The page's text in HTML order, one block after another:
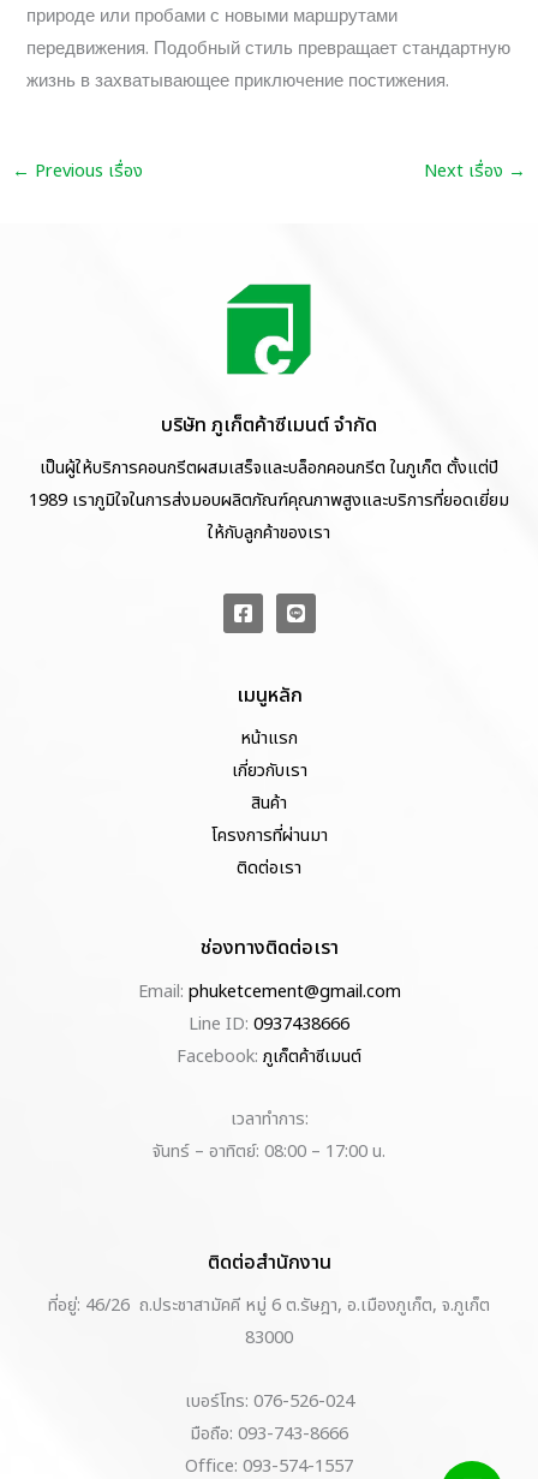
природе или пробами с новыми маршрутами
передвижения. Подобный стиль превращает стандартную
жизнь в захватывающее приключение постижения.
← Previous เรื่อง Next เรื่อง →
บริษัท ภูเก็ตค้าซีเมนต์ จำกัด
เป็นผู้ให้บริการคอนกรีตผสมเสร็จและบล็อกคอนกรีต ในภูเก็ต ตั้งแต่ปี
1989 เราภูมิใจในการส่งมอบผลิตภัณฑ์คุณภาพสูงและบริการที่ยอดเยี่ยม
ให้กับลูกค้าของเรา
เมนูหลัก
หน้าแรก
เกี่ยวกับเรา
สินค้า
โครงการที่ผ่านมา
ติดต่อเรา
ช่องทางติดต่อเรา
Email: phuketcement@gmail.com
Line ID: 0937438666
Facebook: ภูเก็ตค้าซีเมนต์
เวลาทำการ:
จันทร์ – อาทิตย์: 08:00 – 17:00 น.
ติดต่อสำนักงาน
ที่อยู่: 46/26 ถ.ประชาสามัคคี หมู่ 6 ต.รัษฎา, อ.เมืองภูเก็ต, จ.ภูเก็ต
83000
เบอร์โทร: 076-526-024
มือถือ: 093-743-8666
Office: 093-574-1557